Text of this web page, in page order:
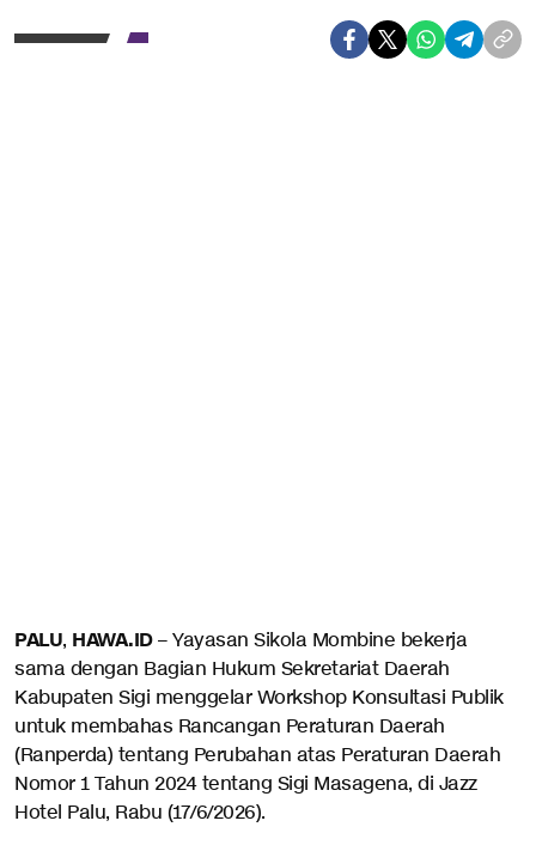
PALU, HAWA.ID– Yayasan Sikola Mombine bekerja
sama dengan Bagian Hukum Sekretariat Daerah
Kabupaten Sigi menggelar Workshop Konsultasi Publik
untuk membahas Rancangan Peraturan Daerah
(Ranperda) tentang Perubahan atas Peraturan Daerah
Nomor 1 Tahun 2024 tentang Sigi Masagena, di Jazz
Hotel Palu, Rabu (17/6/2026).